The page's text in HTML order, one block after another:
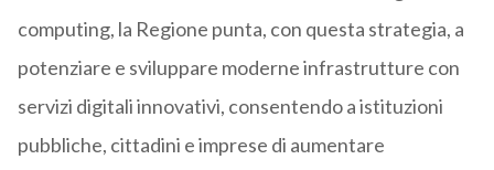
computing, la Regione punta, con questa strategia, a
potenziare e sviluppare moderne infrastrutture con
servizi digitali innovativi, consentendo a istituzioni
pubbliche, cittadini e imprese di aumentare